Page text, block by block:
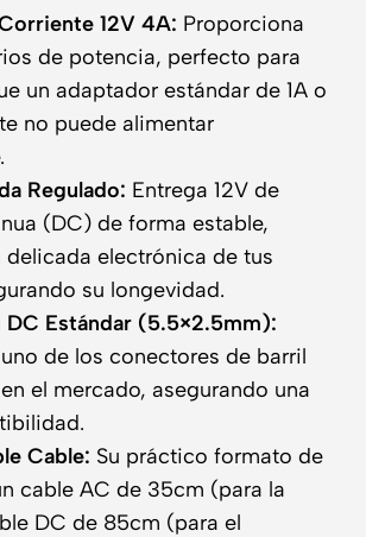
12V 4A: Proporciona
de potencia, perfecto para
un adaptador estándar de 1A o
no puede alimentar
Regulado: Entrega 12V de
(DC) de forma estable,
electrónica de tus
su longevidad.
Estándar (5.5×2.5mm):
de los conectores de barril
el mercado, asegurando una
Cable: Su práctico formato de
cable AC de 35cm (para la
DC de 85cm (para el